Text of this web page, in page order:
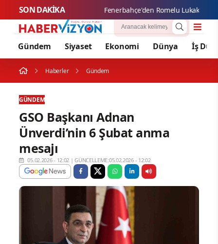
SON DAKİKA
Gündem Siyaset Ekonomi Dünya İş
Haberler Gündem
GÜNDEM
GSO Başkanı Adnan
Ünverdi’nin 6 Şubat anma
mesajı
05.02.2026 - 12:02 |GÜNCELLEME:05.02.2026 - 12:02